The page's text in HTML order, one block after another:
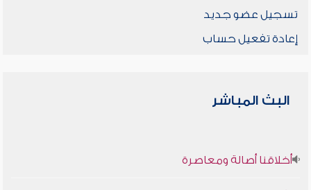
تسجيل عضو جديد
إعادة تفعيل حساب
البث المباشر
أخلاقنا أصالة ومعاصرة